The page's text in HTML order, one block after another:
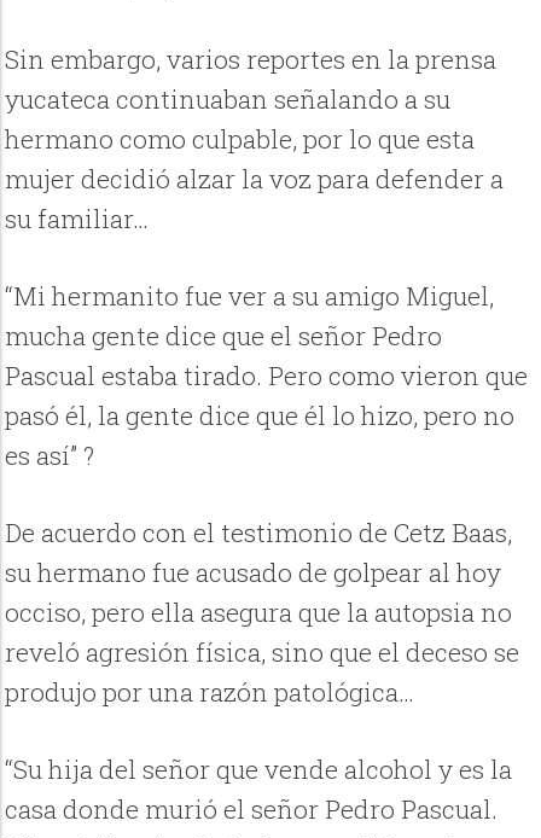
Sin embargo, varios reportes en la prensa
yucateca continuaban señalando a su
hermano como culpable, por lo que esta
mujer decidió alzar la voz para defender a
su familiar…
“Mi hermanito fue ver a su amigo Miguel,
mucha gente dice que el señor Pedro
Pascual estaba tirado. Pero como vieron que
pasó él, la gente dice que él lo hizo, pero no
es así” ?
De acuerdo con el testimonio de Cetz Baas,
su hermano fue acusado de golpear al hoy
occiso, pero ella asegura que la autopsia no
reveló agresión física, sino que el deceso se
produjo por una razón patológica…
“Su hija del señor que vende alcohol y es la
casa donde murió el señor Pedro Pascual.